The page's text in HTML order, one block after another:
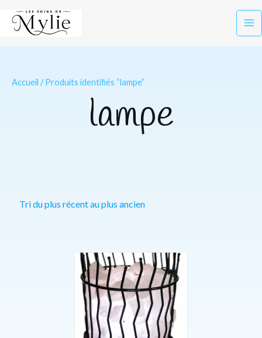
Accueil / Produits identifiés “lampe”
lampe